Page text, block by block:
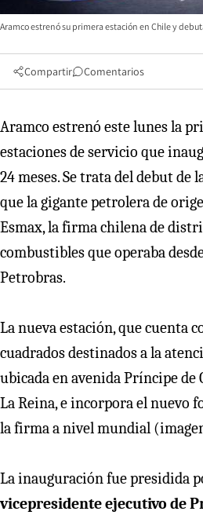
Aramco estrenó su primera estación en Chile y
Compartir Comentarios
Aramco estrenó este lunes la
estaciones de servicio que
24 meses. Se trata del debut de
que la gigante petrolera de
Esmax, la firma chilena de
combustibles que operaba
Petrobras.
La nueva estación, que cuenta
cuadrados destinados a la
ubicada en avenida Príncipe de
La Reina, e incorpora el nuevo
la firma a nivel mundial
La inauguración fue presidida
vicepresidente ejecutivo de